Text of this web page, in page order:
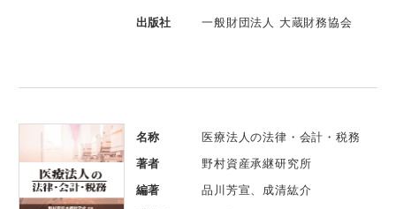
出版社
一般財団法人 大蔵財務協会
名称
医療法人の法律・会計・税務
著者
野村資産承継研究所
編著
品川芳宣、成清紘介